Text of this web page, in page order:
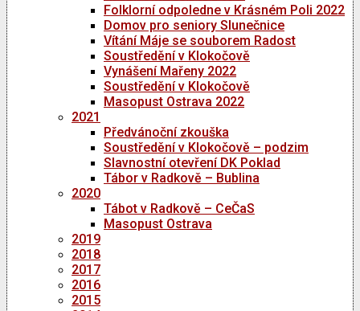
Folklorní odpoledne v Krásném Poli 2022
Domov pro seniory Slunečnice
Vítání Máje se souborem Radost
Soustředění v Klokočově
Vynášení Mařeny 2022
Soustředění v Klokočově
Masopust Ostrava 2022
2021
Předvánoční zkouška
Soustředění v Klokočově – podzim
Slavnostní otevření DK Poklad
Tábor v Radkově – Bublina
2020
Tábot v Radkově – CeČaS
Masopust Ostrava
2019
2018
2017
2016
2015